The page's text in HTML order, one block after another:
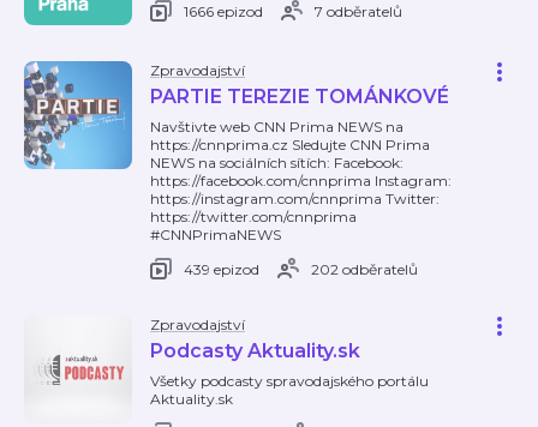
1666 epizod
7 odběratelů
Zpravodajství
PARTIE TEREZIE TOMÁNKOVÉ
Navštivte web CNN Prima NEWS na
https://cnnprima.cz Sledujte CNN Prima
NEWS na sociálních sítích: Facebook:
https://facebook.com/cnnprima Instagram:
https://instagram.com/cnnprima Twitter:
https://twitter.com/cnnprima
#CNNPrimaNEWS
439 epizod
202 odběratelů
Zpravodajství
Podcasty Aktuality.sk
Všetky podcasty spravodajského portálu
Aktuality.sk